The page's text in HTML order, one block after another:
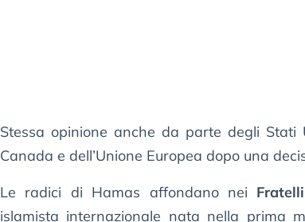
Stessa opinione anche da parte degli Stati
Canada e dell’Unione Europea dopo una
Le radici di Hamas affondano nei
islamista internazionale nata nella prima